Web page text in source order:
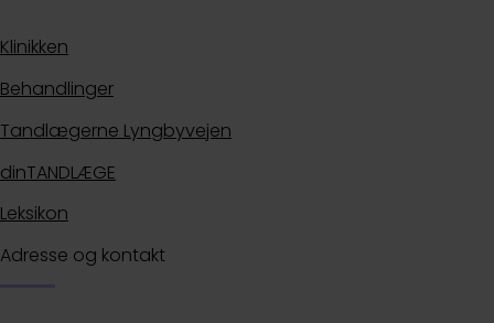
Klinikken
Behandlinger
Tandlægerne Lyngbyvejen
dinTANDLÆGE
Leksikon
Adresse og kontakt